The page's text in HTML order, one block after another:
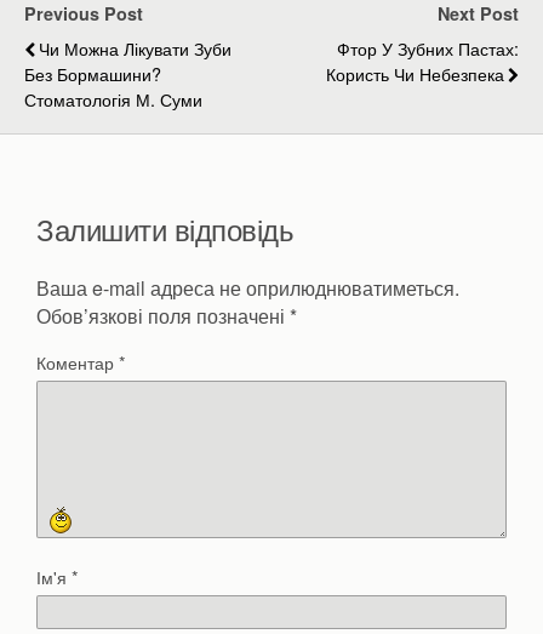
Previous Post
Чи Можна Лікувати Зуби
Без Бормашини?
Стоматологія М. Суми
Next Post
Фтор У Зубних Пастах:
Користь Чи Небезпека
Залишити відповідь
Ваша e-mail адреса не оприлюднюватиметься.
Обов’язкові поля позначені *
Коментар*
Ім'я *